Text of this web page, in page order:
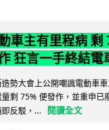
車主有里程病 剩
狂言一手終結電
勢大會上公開嘲諷電動車
剩 75% 便發作，並重申已
反駁，...
閱讀全文